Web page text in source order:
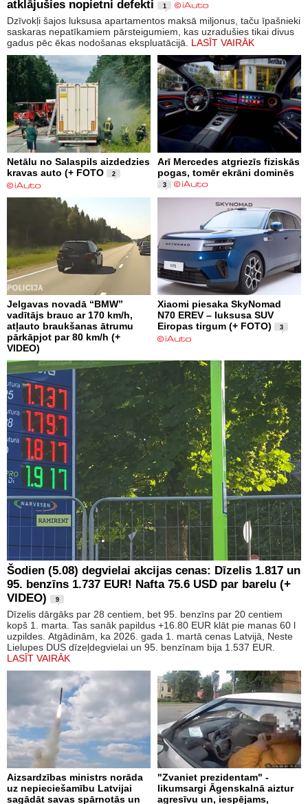
atklājušies nopietni defekti
1
Dzīvokļi šajos luksusa apartamentos maksā miljonus, taču īpašnieki
saskaras nepatīkamiem pārsteigumiem, kas uzradušies tikai divus
gadus pēc ēkas nodošanas ekspluatācijā. LASĪT VAIRĀK
Netālu no Salaspils aizdedzies
kravas auto (+ FOTO
2
Arī Mercedes atgriezīs fiziskās
pogas, tomēr ekrāni dominēs
3
Jelgavas novadā “BMW”
vadītājs brauc ar 170 km/h,
atļauto braukšanas ātrumu
pārkāpjot par 80 km/h (+
VIDEO)
Xiaomi piesaka SkyNomad
N70 EREV – luksusa SUV
Eiropas tirgum (+ FOTO)
3
Šodien (5.08) degvielai akcijas cenas: Dīzelis 1.817 un
95. benzīns 1.737 EUR! Nafta 75.6 USD par barelu (+
VIDEO)
9
Dīzelis dārgāks par 28 centiem, bet 95. benzīns par 20 centiem
kopš 1. marta. Tas sanāk papildus +16.80 EUR klāt pie manas 60 l
uzpildes. Atgādinām, ka 2026. gada 1. martā cenas Latvijā, Neste
Lielupes DUS dīzeļdegvielai un 95. benzīnam bija 1.537 EUR.
LASĪT VAIRĀK
Aizsardzības ministrs norāda
uz nepieciešamību Latvijai
sagādāt savas spārnotās un
"Zvaniet prezidentam" -
likumsargi Āgenskalnā aiztur
agresīvu un, iespējams,